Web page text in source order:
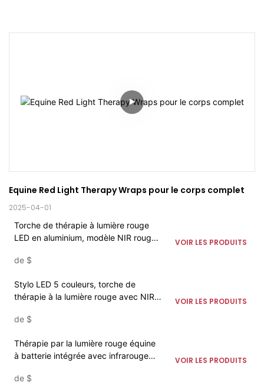
Equine Red Light Therapy Wraps pour le corps complet
2025-04-01
Torche de thérapie à lumière rouge
LED en aluminium, modèle NIR rouge
douleur des chevaux
de $
VOIR LES PRODUITS
Stylo LED 5 couleurs, torche de
thérapie à la lumière rouge avec NIR
de $
VOIR LES PRODUITS
Thérapie par la lumière rouge équine
à batterie intégrée avec infrarouge
traitement du soulagement des maux
de $
VOIR LES PRODUITS